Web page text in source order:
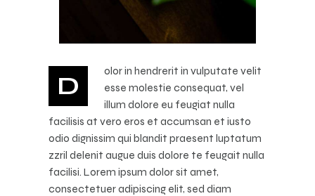
D
olor in hendrerit in vulputate velit
esse molestie consequat, vel
illum dolore eu feugiat nulla
facilisis at vero eros et accumsan et iusto
odio dignissim qui blandit praesent luptatum
zzril delenit augue duis dolore te feugait nulla
facilisi. Lorem ipsum dolor sit amet,
consectetuer adipiscing elit, sed diam